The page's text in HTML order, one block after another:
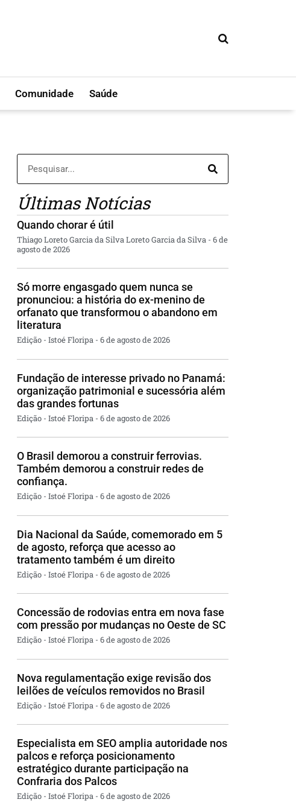
Comunidade Saúde
Últimas Notícias
Quando chorar é útil
Thiago Loreto Garcia da Silva Loreto Garcia da Silva
6 de
agosto de 2026
Só morre engasgado quem nunca se
pronunciou: a história do ex-menino de
orfanato que transformou o abandono em
literatura
Edição - Istoé Floripa 6 de agosto de 2026
Fundação de interesse privado no Panamá:
organização patrimonial e sucessória além
das grandes fortunas
Edição - Istoé Floripa 6 de agosto de 2026
O Brasil demorou a construir ferrovias.
Também demorou a construir redes de
confiança.
Edição - Istoé Floripa 6 de agosto de 2026
Dia Nacional da Saúde, comemorado em 5
de agosto, reforça que acesso ao
tratamento também é um direito
Edição - Istoé Floripa 6 de agosto de 2026
Concessão de rodovias entra em nova fase
com pressão por mudanças no Oeste de SC
Edição - Istoé Floripa 6 de agosto de 2026
Nova regulamentação exige revisão dos
leilões de veículos removidos no Brasil
Edição - Istoé Floripa 6 de agosto de 2026
Especialista em SEO amplia autoridade nos
palcos e reforça posicionamento
estratégico durante participação na
Confraria dos Palcos
Edição - Istoé Floripa 6 de agosto de 2026